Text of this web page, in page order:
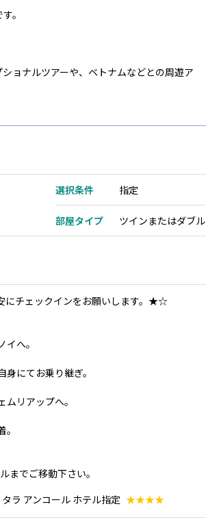
。
ョナルツアーや、ベトナムなどとの周遊ア
選択条件 指定
部屋タイプ ツインまたはダブル
チェックインをお願いします。★☆
へ。
にてお乗り継ぎ。
リアップへ。
までご移動下さい。
タラ アンコール ホテル指定 ★★★★